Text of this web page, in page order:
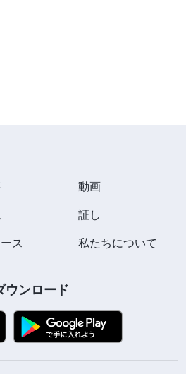
動画
証し
ス 私たちについて
ウンロード